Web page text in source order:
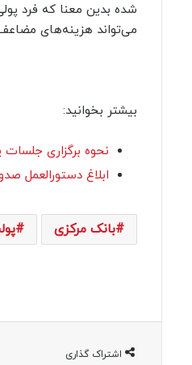
شده بدین معنا که فرد
می‌تواند هزینه‌های
بیشتر بخوانید:
نحوه برگزاری
ابلاغ دستورالعمل
بانک مرکزی
اشتراک گذاری